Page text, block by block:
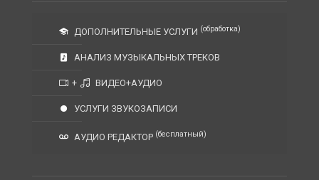
ДОПОЛНИТЕЛЬНЫЕ УСЛУГИ (обработка)
АНАЛИЗ МУЗЫКАЛЬНЫХ ТРЕКОВ
+ ВИДЕО+АУДИО
УСЛУГИ ЗВУКОЗАПИСИ
АУДИО РЕДАКТОР (бесплатный)